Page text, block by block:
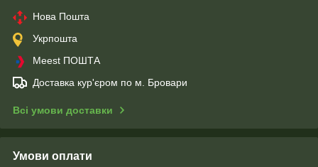
Нова Пошта
Укрпошта
Meest ПОШТА
Доставка кур'єром по м. Бровари
Всі умови доставки
Умови оплати